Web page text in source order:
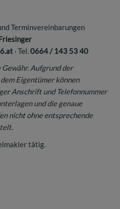
Terminvereinbarungen
· Tel.0664 / 143 53 40
Aufgrund der
Eigentümer können
Anschrift und Telefonnummer
und die genaue
nicht ohne entsprechende
tätig.